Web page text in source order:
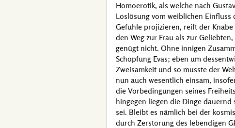
Homoerotik, als welche nach
Loslösung vom weiblichen
Gefühle projizieren, reift der
den Weg zur Frau als zur
genügt nicht. Ohne innigen
Schöpfung Evas; eben um
Zweisamkeit und so musste der
nun auch wesentlich einsam,
die Vorbedingungen seines
hingegen liegen die Dinge dauernd
sei. Bleibt es nämlich bei der
durch Zerstörung des lebendigen